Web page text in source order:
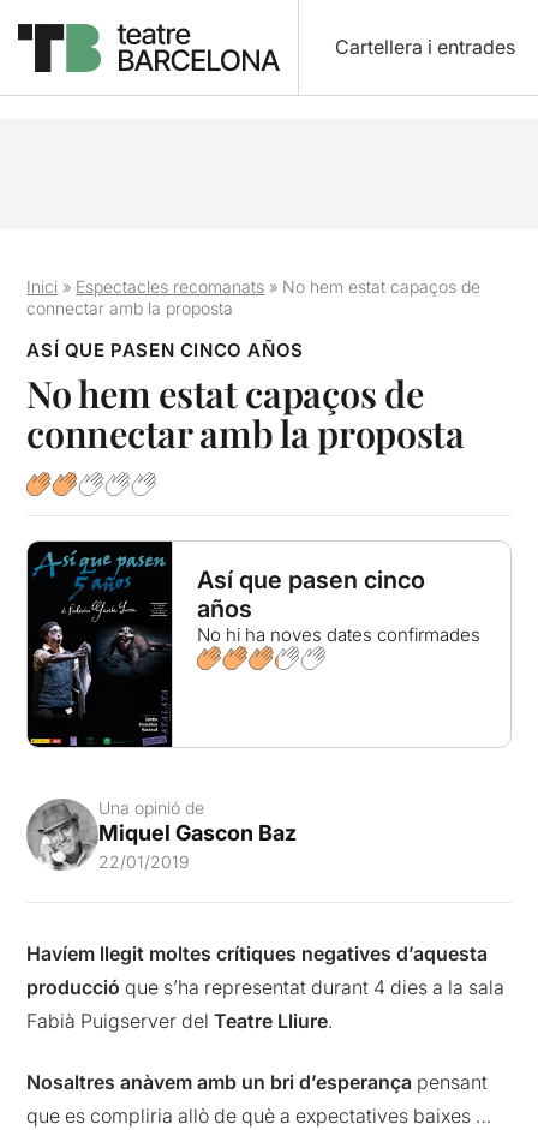
Cartellera i entrades
Inici » Espectacles recomanats » No hem estat capaços de
connectar amb la proposta
ASÍ QUE PASEN CINCO AÑOS
No hem estat capaços de
connectar amb la proposta
Así que pasen cinco
años
No hi ha noves dates confirmades
Una opinió de
Miquel Gascon Baz
22/01/2019
Havíem llegit moltes crítiques negatives d’aquesta
producció que s’ha representat durant 4 dies a la sala
Fabià Puigserver delTeatre Lliure.
Nosaltres anàvem amb un bri d’esperança pensant
que es compliria allò de què a expectatives baixes …